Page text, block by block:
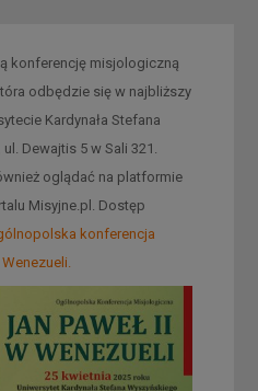
konferencję misjologiczną
odbędzie się w najbliższy
Kardynała Stefana
Dewajtis 5 w Sali 321.
oglądać na platformie
Misyjne.pl. Dostęp
konferencja